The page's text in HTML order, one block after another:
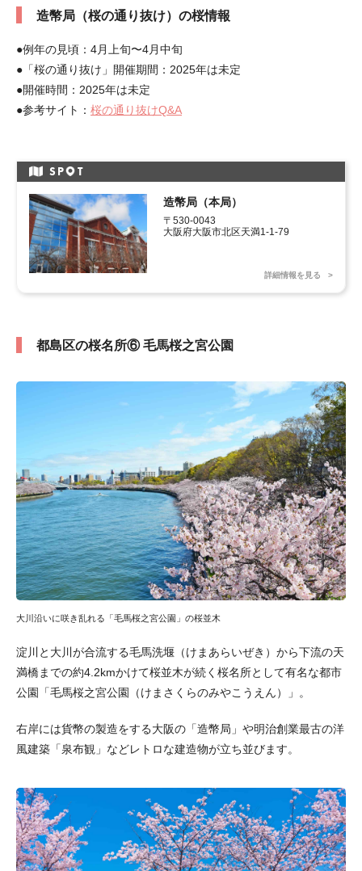
造幣局（桜の通り抜け）の桜情報
●例年の見頃：4月上旬〜4月中旬
●「桜の通り抜け」開催期間：2025年は未定
●開催時間：2025年は未定
●参考サイト： 桜の通り抜けQ&A
SP T
造幣局（本局）
〒530-0043
大阪府大阪市北区天満1-1-79
詳細情報を見る
都島区の桜名所⑥ 毛馬桜之宮公園
大川沿いに咲き乱れる「毛馬桜之宮公園」の桜並木
淀川と大川が合流する毛馬洗堰（けまあらいぜき）から下流の天
満橋までの約4.2kmかけて桜並木が続く桜名所として有名な都市
公園「毛馬桜之宮公園（けまさくらのみやこうえん）」。
右岸には貨幣の製造をする大阪の「造幣局」や明治創業最古の洋
風建築「泉布観」などレトロな建造物が立ち並びます。